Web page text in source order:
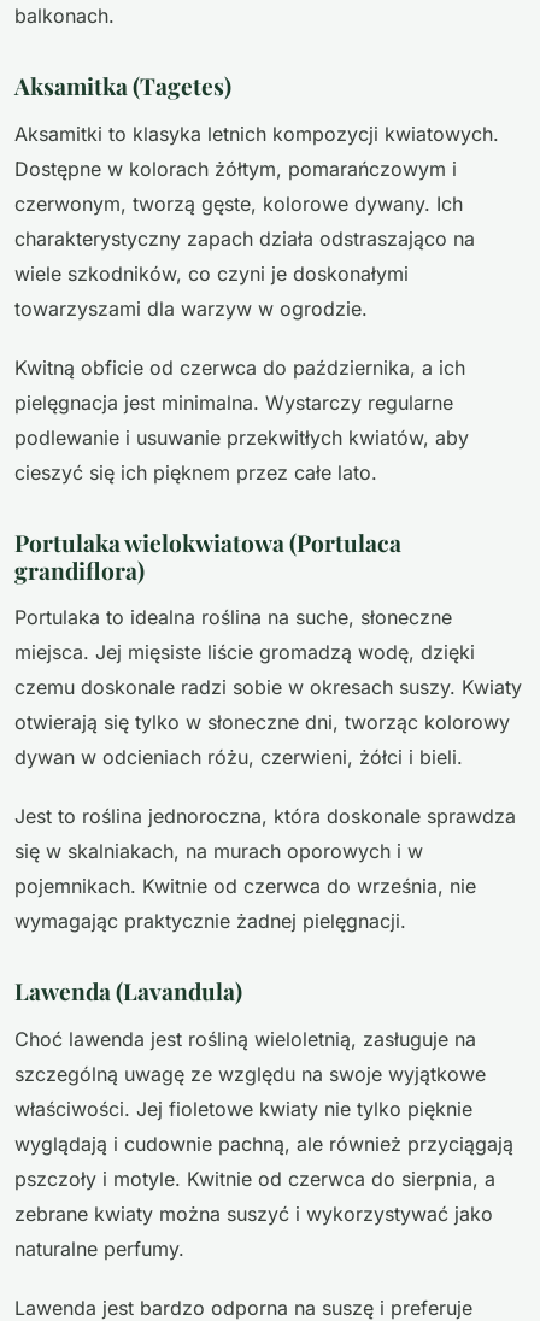
balkonach.
Aksamitka (Tagetes)
Aksamitki to klasyka letnich kompozycji kwiatowych.
Dostępne w kolorach żółtym, pomarańczowym i
czerwonym, tworzą gęste, kolorowe dywany. Ich
charakterystyczny zapach działa odstraszająco na
wiele szkodników, co czyni je doskonałymi
towarzyszami dla warzyw w ogrodzie.
Kwitną obficie od czerwca do października, a ich
pielęgnacja jest minimalna. Wystarczy regularne
podlewanie i usuwanie przekwitłych kwiatów, aby
cieszyć się ich pięknem przez całe lato.
Portulaka wielokwiatowa (Portulaca
grandiflora)
Portulaka to idealna roślina na suche, słoneczne
miejsca. Jej mięsiste liście gromadzą wodę, dzięki
czemu doskonale radzi sobie w okresach suszy. Kwiaty
otwierają się tylko w słoneczne dni, tworząc kolorowy
dywan w odcieniach różu, czerwieni, żółci i bieli.
Jest to roślina jednoroczna, która doskonale sprawdza
się w skalniakach, na murach oporowych i w
pojemnikach. Kwitnie od czerwca do września, nie
wymagając praktycznie żadnej pielęgnacji.
Lawenda (Lavandula)
Choć lawenda jest rośliną wieloletnią, zasługuje na
szczególną uwagę ze względu na swoje wyjątkowe
właściwości. Jej fioletowe kwiaty nie tylko pięknie
wyglądają i cudownie pachną, ale również przyciągają
pszczoły i motyle. Kwitnie od czerwca do sierpnia, a
zebrane kwiaty można suszyć i wykorzystywać jako
naturalne perfumy.
Lawenda jest bardzo odporna na suszę i preferuje